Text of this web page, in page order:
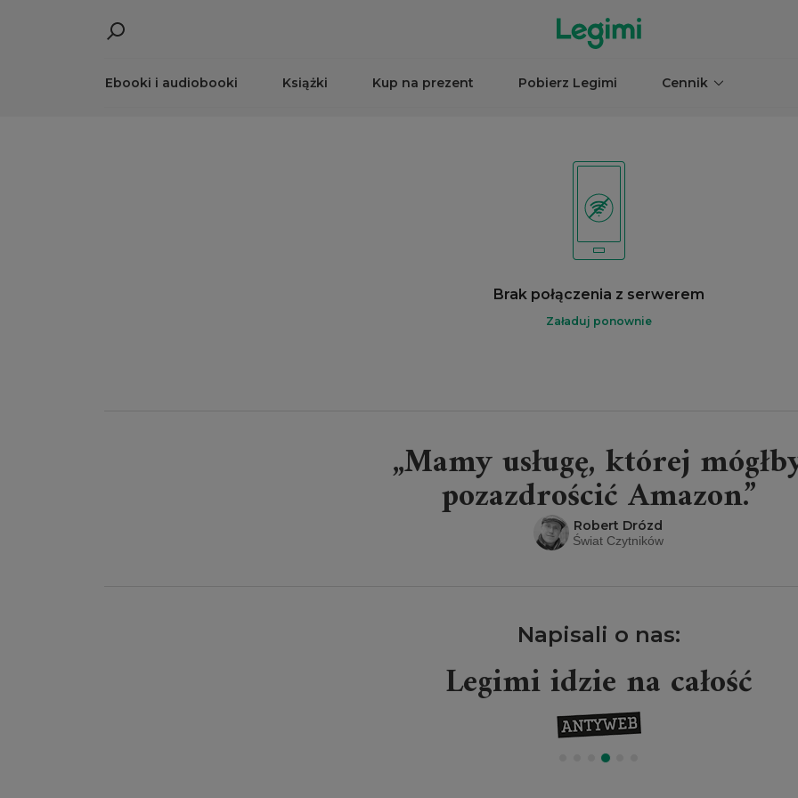
Ebooki i audiobooki Książki Kup na prezent Pobierz Legimi Cennik
Brak połączenia z serwerem
Załaduj ponownie
„Mamy usługę, której
pozazdrościć Amazon.”
Robert Drózd
Świat Czytników
Napisali o nas:
Legimi idzie na całość